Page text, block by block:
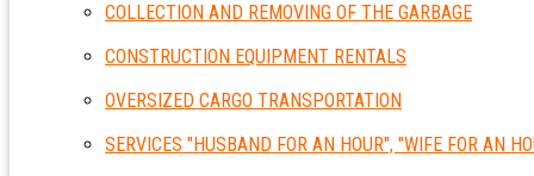
COLLECTION AND REMOVING OF THE GARBAGE
CONSTRUCTION EQUIPMENT RENTALS
OVERSIZED CARGO TRANSPORTATION
SERVICES "HUSBAND FOR AN HOUR", "WIFE FOR AN